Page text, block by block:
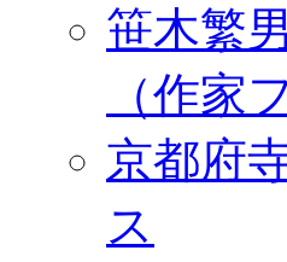
笹木繁
（作家
京都府
ス